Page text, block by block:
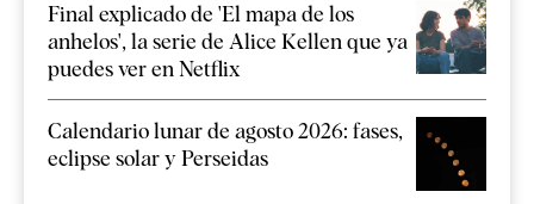
Final explicado de 'El mapa de los
anhelos', la serie de Alice Kellen que ya
puedes ver en Netflix
Calendario lunar de agosto 2026: fases,
eclipse solar y Perseidas